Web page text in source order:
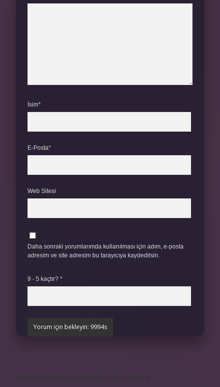
İsim*
E-Posta*
Web Sitesi
Daha sonraki yorumlarımda kullanılması için adım, e-posta
adresim ve site adresim bu tarayıcıya kaydedilsin.
9 - 5 kaçtır? *